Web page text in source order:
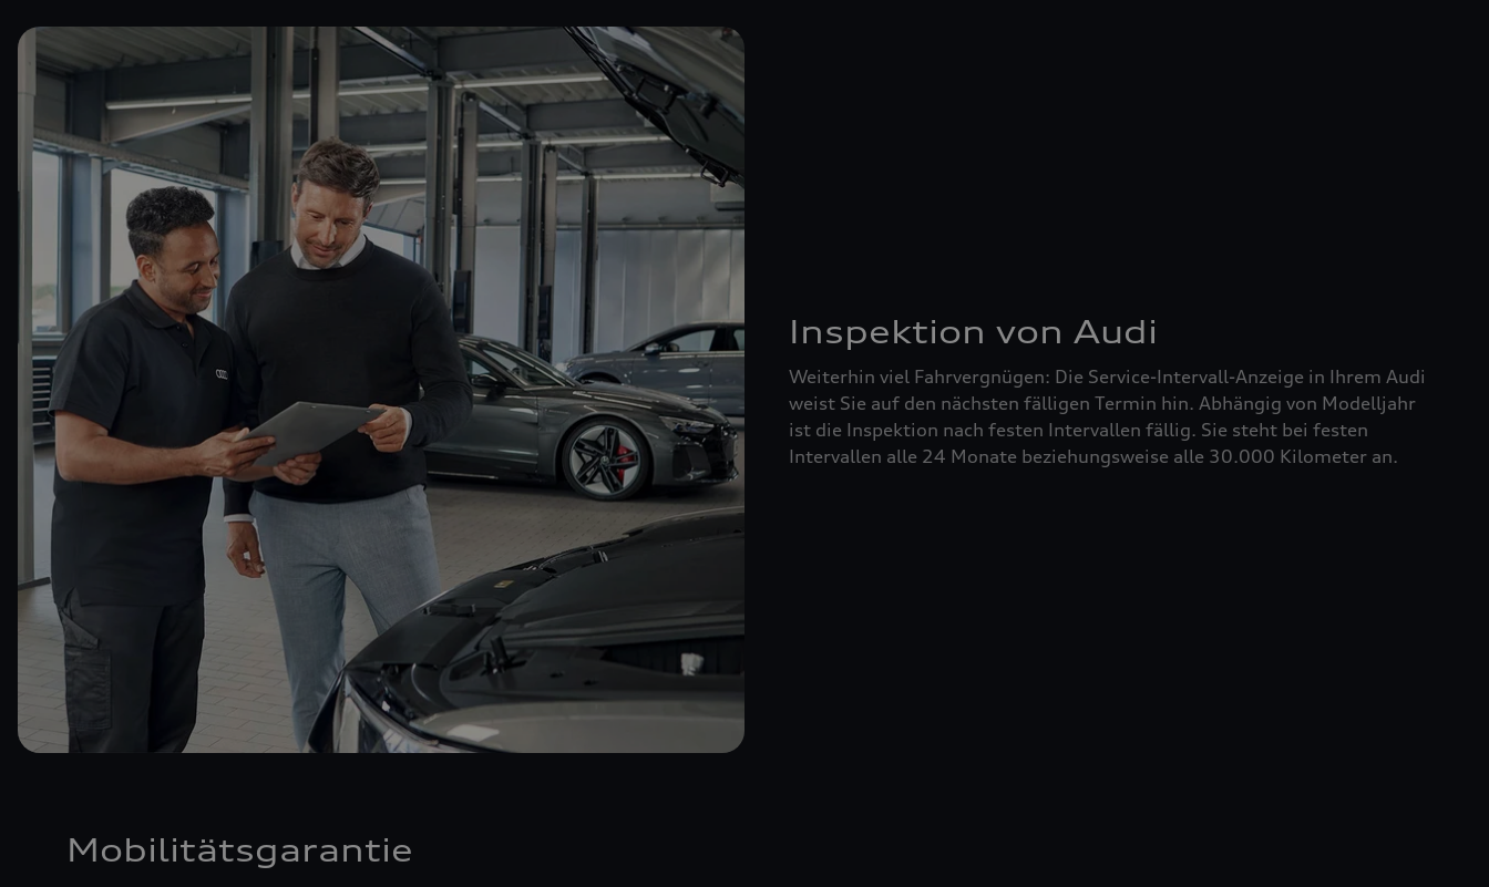
Inspektion von Audi
Weiterhin viel Fahrvergnügen: Die Service-Intervall-Anzeige in Ihrem Audi
weist Sie auf den nächsten fälligen Termin hin. Abhängig von Modelljahr
ist die Inspektion nach festen Intervallen fällig. Sie steht bei festen
Intervallen alle 24 Monate beziehungsweise alle 30.000 Kilometer an.
Mobilitätsgarantie